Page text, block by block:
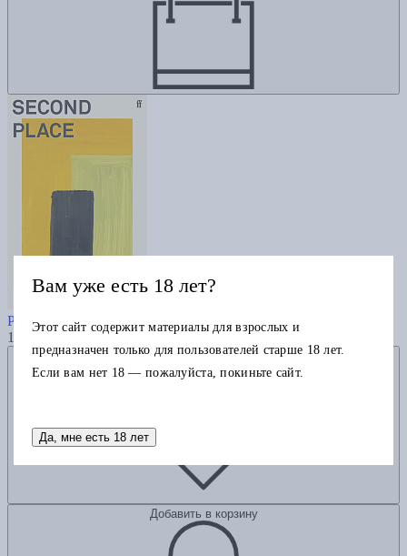
Рейчел Каск
1625
Добавить в избранное
Добавить в корзину
Вам уже есть 18 лет?
Этот сайт содержит материалы для взрослых и
предназначен только для пользователей старше 18 лет.
Если вам нет 18 — пожалуйста, покиньте сайт.
Да, мне есть 18 лет